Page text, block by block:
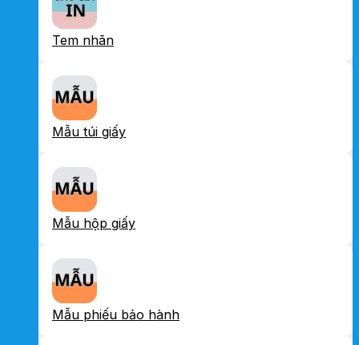
Tem nhãn
Mẫu túi giấy
Mẫu hộp giấy
Mẫu phiếu bảo hành